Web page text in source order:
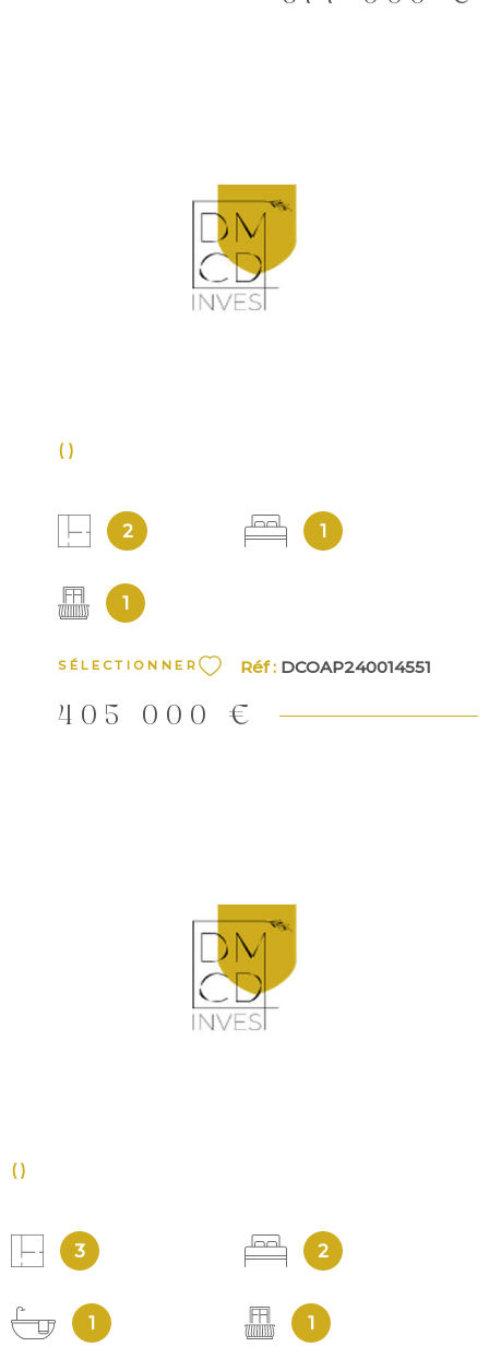
()
2 1
1
SÉLECTIONNER Réf : DCOAP240014551
405 000 €
VOIR LE BIEN
()
3 2
1 1
VOIR LE BIEN